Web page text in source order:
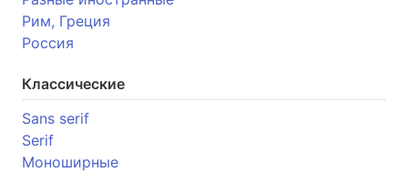
Рим, Греция
Россия
Классические
Sans serif
Serif
Моноширные